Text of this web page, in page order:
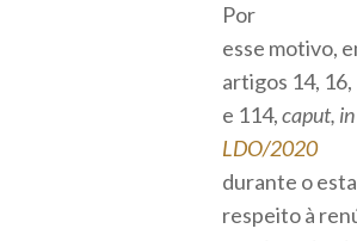
Por
esse motivo,
artigos 14, 16,
e 114,caput,
LDO/2020
durante o
respeito à